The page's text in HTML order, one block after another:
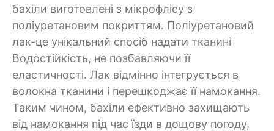
бахіли виготовлені з мікрофлісу з
поліуретановим покриттям. Поліуретановий
лак-це унікальний спосіб надати тканині
Водостійкість, не позбавляючи її
еластичності. Лак відмінно інтегрується в
волокна тканини і перешкоджає її намокання.
Таким чином, бахіли ефективно захищають
від намокання під час їзди в дощову погоду,